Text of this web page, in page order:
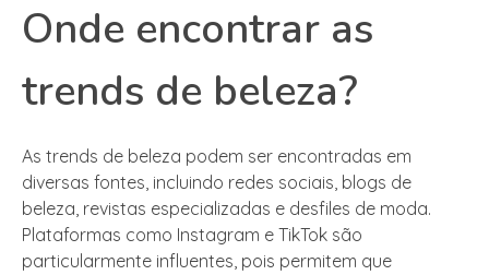
Onde encontrar as
trends de beleza?
As trends de beleza podem ser encontradas em
diversas fontes, incluindo redes sociais, blogs de
beleza, revistas especializadas e desfiles de moda.
Plataformas como Instagram e TikTok são
particularmente influentes, pois permitem que